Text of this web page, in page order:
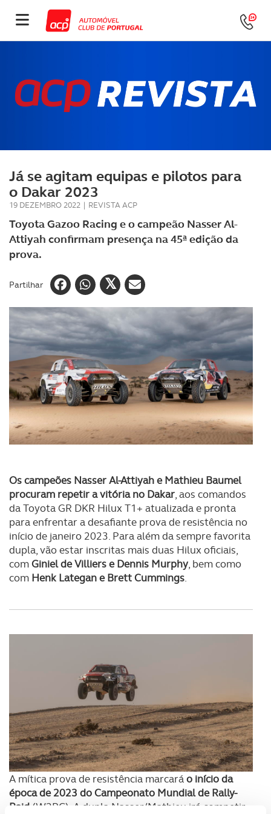
Já se agitam equipas e pilotos para
o Dakar 2023
19 DEZEMBRO 2022 | REVISTA ACP
Toyota Gazoo Racing e o campeão Nasser Al-
Attiyah confirmam presença na 45ª edição da
prova.
Partilhar
Os campeões Nasser Al-Attiyah e Mathieu Baumel
procuram repetir a vitória no Dakar, aos comandos
da Toyota GR DKR Hilux T1+ atualizada e pronta
para enfrentar a desafiante prova de resistência no
início de janeiro 2023. Para além da sempre favorita
dupla, vão estar inscritas mais duas Hilux oficiais,
comGiniel de Villiers e Dennis Murphy, bem como
com Henk Lategan e Brett Cummings.
A mítica prova de resistência marcaráo início da
época de 2023 do Campeonato Mundial de Rally-
Raid (W2RC). A dupla Nasser/Mathieu irá competir